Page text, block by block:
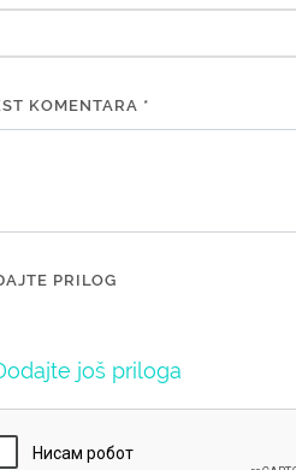
KOMENTARA *
PRILOG
još priloga